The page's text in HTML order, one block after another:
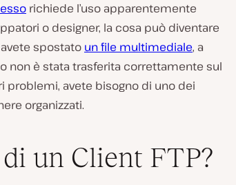
richiede l’uso apparentemente
o designer, la cosa può diventare
spostato un file multimediale, a
non è stata trasferita correttamente sul
problemi, avete bisogno di uno dei
organizzati.
un Client FTP?